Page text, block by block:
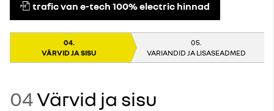
trafic van e-tech 100% electric hinnad
VÄRVID JA SISU VARIANDID JA LISASEADMED
04Värvid ja sisu